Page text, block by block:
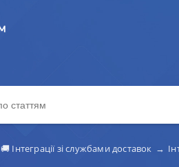
🚚 Інтеграції зі службами доставок →